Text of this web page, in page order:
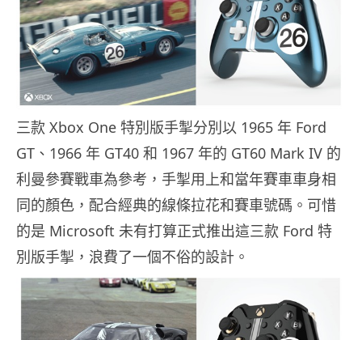
三款 Xbox One 特別版手掣分別以 1965 年 Ford
GT、1966 年 GT40 和 1967 年的 GT60 Mark IV 的
利曼參賽戰車為參考，手掣用上和當年賽車車身相
同的顏色，配合經典的線條拉花和賽車號碼。可惜
的是 Microsoft 未有打算正式推出這三款 Ford 特
別版手掣，浪費了一個不俗的設計。